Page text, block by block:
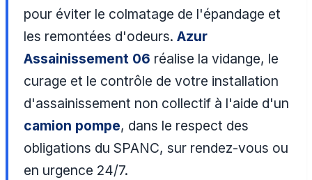
pour éviter le colmatage de l'épandage et
les remontées d'odeurs.Azur
Assainissement 06 réalise la vidange, le
curage et le contrôle de votre installation
d'assainissement non collectif à l'aide d'un
camion pompe, dans le respect des
obligations du SPANC, sur rendez-vous ou
en urgence 24/7.